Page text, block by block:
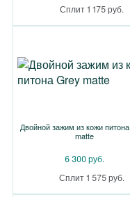
Сплит 1 175 руб.
Двойной зажим из кожи
matte
6 300 руб.
Сплит 1 575 руб.